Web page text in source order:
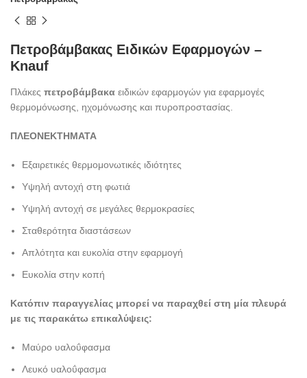
Πετροβάμβακας Ειδικών Εφαρμογών –
Knauf
Πλάκες πετροβάμβακα ειδικών εφαρμογών για εφαρμογές
θερμομόνωσης, ηχομόνωσης και πυροπροστασίας.
ΠΛΕΟΝΕΚΤΗΜΑΤΑ
Εξαιρετικές θερμομονωτικές ιδιότητες
Υψηλή αντοχή στη φωτιά
Υψηλή αντοχή σε μεγάλες θερμοκρασίες
Σταθερότητα διαστάσεων
Απλότητα και ευκολία στην εφαρμογή
Ευκολία στην κοπή
Κατόπιν παραγγελίας μπορεί να παραχθεί στη μία πλευρά
με τις παρακάτω επικαλύψεις:
Μαύρο υαλοΰφασμα
Λευκό υαλοΰφασμα